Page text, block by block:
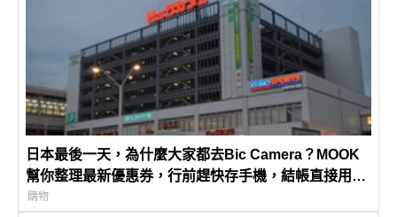
日本最後一天，為什麼大家都去Bic Camera？MOOK
幫你整理最新優惠券，行前趕快存手機，結帳直接用，
最高省10%
購物